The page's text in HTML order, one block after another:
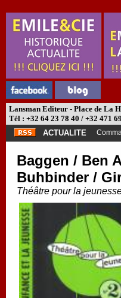
Lansman Editeur - Place de La
Tél : +32 64 23 78 40 / +32 471
ACTUALITE
Baggen / Ben
Buhbinder /
Théâtre pour la